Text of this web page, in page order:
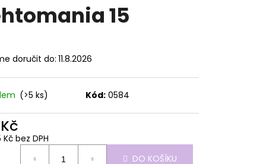
15
doručit do: 11.8.2026
(>5 ks) Kód: 0584
Kč bez DPH
DO KOŠÍKU